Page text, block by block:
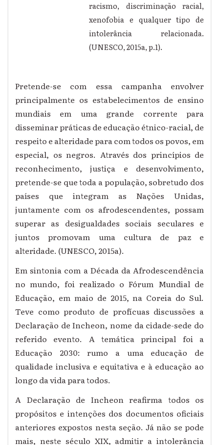
racismo, discriminação racial,
xenofobia e qualquer tipo de
intolerância relacionada.
(UNESCO, 2015a, p.1).
Pretende-se com essa campanha envolver
principalmente os estabelecimentos de ensino
mundiais em uma grande corrente para
disseminar práticas de educação étnico-racial, de
respeito e alteridade para com todos os povos, em
especial, os negros. Através dos princípios de
reconhecimento, justiça e desenvolvimento,
pretende-se que toda a população, sobretudo dos
países que integram as Nações Unidas,
juntamente com os afrodescendentes, possam
superar as desigualdades sociais seculares e
juntos promovam uma cultura de paz e
alteridade. (UNESCO, 2015a).
Em sintonia com a Década da Afrodescendência
no mundo, foi realizado o Fórum Mundial de
Educação, em maio de 2015, na Coreia do Sul.
Teve como produto de profícuas discussões a
Declaração de Incheon, nome da cidade-sede do
referido evento. A temática principal foi a
Educação 2030: rumo a uma educação de
qualidade inclusiva e equitativa e à educação ao
longo da vida para todos.
A Declaração de Incheon reafirma todos os
propósitos e intenções dos documentos oficiais
anteriores expostos nesta seção. Já não se pode
mais, neste século XIX, admitir a intolerância